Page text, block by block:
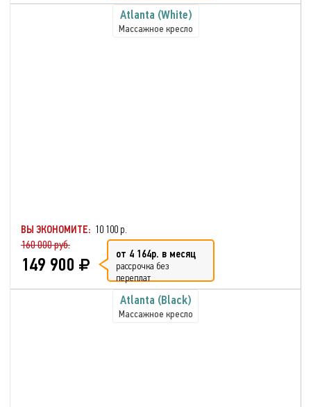
Atlanta (White)
Массажное кресло
ВЫ ЭКОНОМИТЕ: 10 100 р.
160 000 руб.
149 900 от 4 164р. в месяц
рассрочка без
переплат
Atlanta (Black)
Массажное кресло